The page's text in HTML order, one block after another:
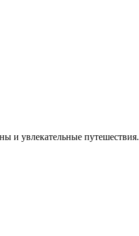
и увлекательные путешествия.